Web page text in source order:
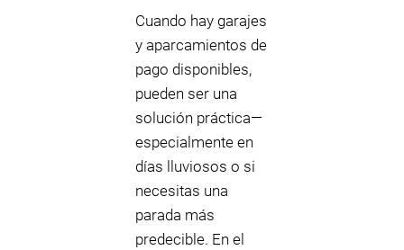
Cuando hay garajes
y aparcamientos de
pago disponibles,
pueden ser una
solución práctica—
especialmente en
días lluviosos o si
necesitas una
parada más
predecible. En el